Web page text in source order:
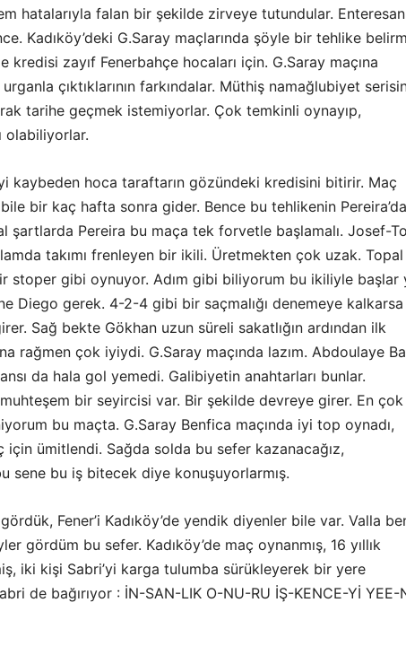
hatalarıyla falan bir şekilde zirveye tutundular.
Kadıköy’deki G.Saray maçlarında şöyle bir tehlike
kredisi zayıf Fenerbahçe hocaları için. G.Saray maçına
çıktıklarının farkındalar. Müthiş namağlubiyet
tarihe geçmek istemiyorlar. Çok temkinli oynayıp,
olabiliyorlar.
kaybeden hoca taraftarın gözündeki kredisini bitirir. Maç
bir kaç hafta sonra gider. Bence bu tehlikenin Pereira’da
şartlarda Pereira bu maça tek forvetle başlamalı. Josef-
takımı frenleyen bir ikili. Üretmekten çok uzak. Topal
stoper gibi oynuyor. Adım gibi biliyorum bu ikiliyle başlar
Diego gerek. 4-2-4 gibi bir saçmalığı denemeye kalkarsa
Sağ bekte Gökhan uzun süreli sakatlığın ardından ilk
rağmen çok iyiydi. G.Saray maçında lazım. Abdoulaye
da hala gol yemedi. Galibiyetin anahtarları bunlar.
muhteşem bir seyircisi var. Bir şekilde devreye girer. En çok
bu maçta. G.Saray Benfica maçında iyi top oynadı,
için ümitlendi. Sağda solda bu sefer kazanacağız,
sene bu iş bitecek diye konuşuyorlarmış.
Fener’i Kadıköy’de yendik diyenler bile var. Valla
gördüm bu sefer. Kadıköy’de maç oynanmış, 16 yıllık
iki kişi Sabri’yi karga tulumba sürükleyerek bir yere
de bağırıyor : İN-SAN-LIK O-NU-RU İŞ-KENCE-Yİ YEE-